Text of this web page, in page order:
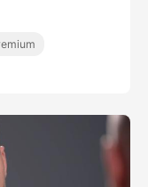
něco řídí, ale bylo
máme kohokoli
alkohol,“ říká
„Před
piva
Teď jsme
nahoru. Dnes už